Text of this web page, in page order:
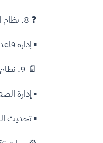
❓ 8. نظام الأسئلة الشائعة (FAQ Management)
▪ إدارة
📄 9. نظام إدارة المحتوى (CMS)
▪ إدارة
▪ تحديث